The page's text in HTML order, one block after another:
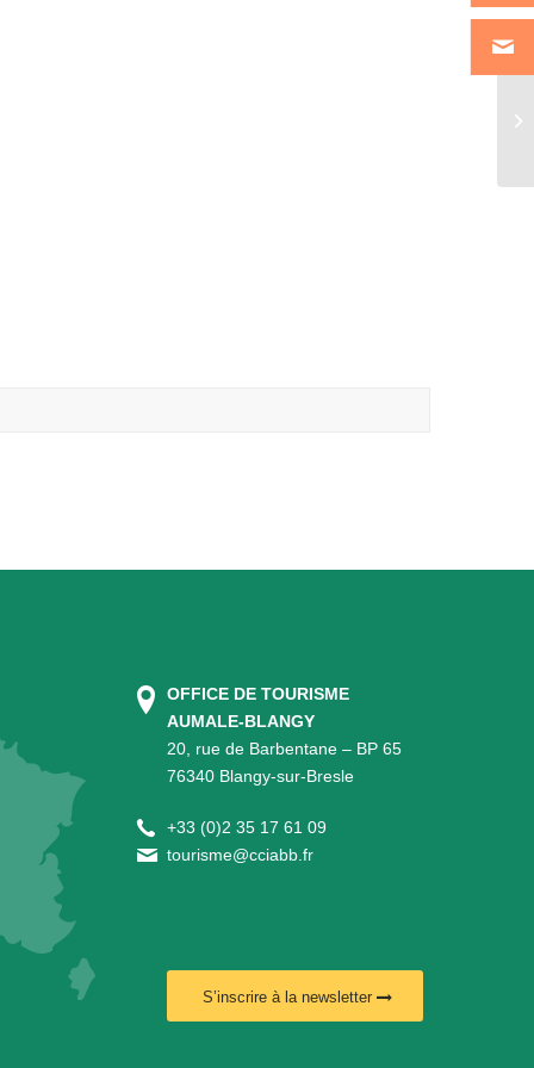
OFFICE DE TOURISME
AUMALE-BLANGY
20, rue de Barbentane – BP 65
76340 Blangy-sur-Bresle
+33 (0)2 35 17 61 09
tourisme@cciabb.fr
S’inscrire à la newsletter